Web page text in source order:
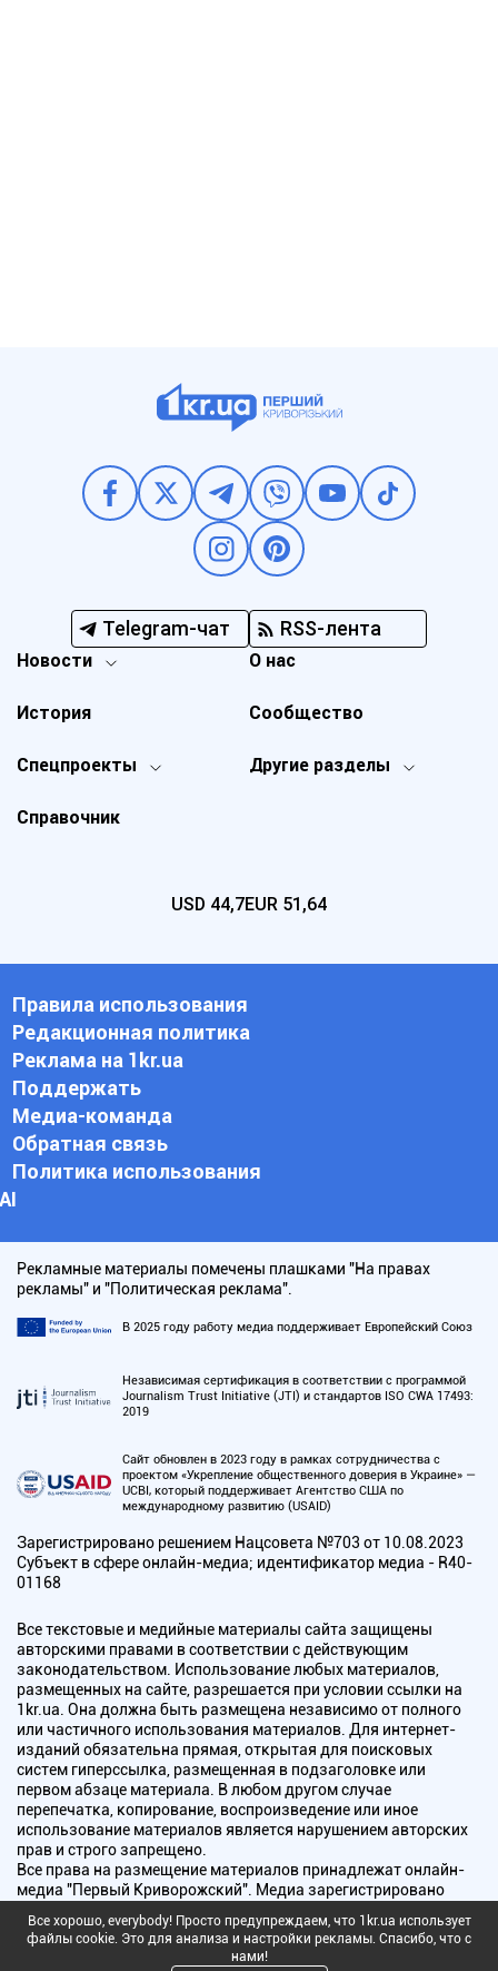
Telegram-чат RSS-лента
Новости
Спецпроекты Другие разделы
История
О нас
Справочник
Сообщество
USD 44,7EUR 51,64
Правила использования
Редакционная политика
Реклама на 1kr.ua
Поддержать
Медиа-команда
Обратная связь
Политика использования
АI
Рекламные материалы помечены плашками "На правах
рекламы" и "Политическая реклама".
В 2025 году работу медиа поддерживает Европейский Союз
Независимая сертификация в соответствии с программой
Journalism Trust Initiative (JTI) и стандартов ISO CWA 17493:
2019
Сайт обновлен в 2023 году в рамках сотрудничества с
проектом «Укрепление общественного доверия в Украине» —
UCBI, который поддерживает Агентство США по
международному развитию (USAID)
Зарегистрировано решением Нацсовета №703 от 10.08.2023
Субъект в сфере онлайн-медиа; идентификатор медиа - R40-
01168
Все текстовые и медийные материалы сайта защищены
авторскими правами в соответствии с действующим
законодательством. Использование любых материалов,
размещенных на сайте, разрешается при условии ссылки на
1kr.ua. Она должна быть размещена независимо от полного
или частичного использования материалов. Для интернет-
изданий обязательна прямая, открытая для поисковых
систем гиперссылка, размещенная в подзаголовке или
первом абзаце материала. В любом другом случае
перепечатка, копирование, воспроизведение или иное
использование материалов является нарушением авторских
прав и строго запрещено.
Все права на размещение материалов принадлежат онлайн-
медиа "Первый Криворожский". Медиа зарегистрировано
радиовещания.
Все хорошо, everybody! Просто предупреждаем, что 1kr.ua использует
файлы cookie. Это для анализа и настройки рекламы. Спасибо, что с
нами!